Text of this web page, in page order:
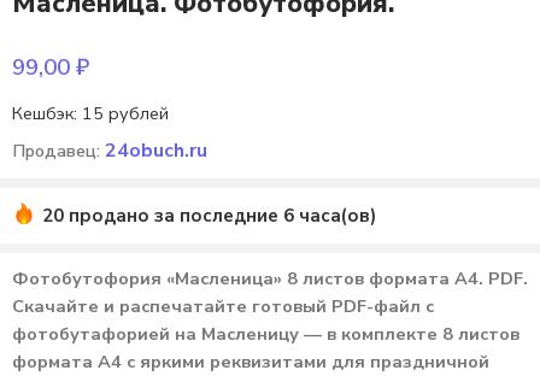
99,00₽
Кешбэк: 15 рублей
Продавец: 24obuch.ru
20 продано за последние 6 часа(ов)
Фотобутофория «Масленица» 8 листов формата А4. PDF.
Скачайте и распечатайте готовый PDF-файл с
фотобутафорией на Масленицу — в комплекте 8 листов
формата А4 с яркими реквизитами для праздничной